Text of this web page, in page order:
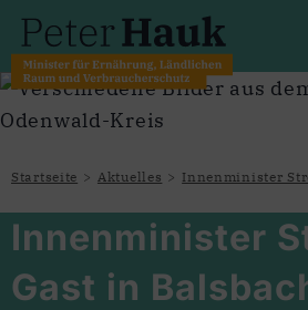
Startseite Aktuelles Innenminister
Innenminister
Gast in